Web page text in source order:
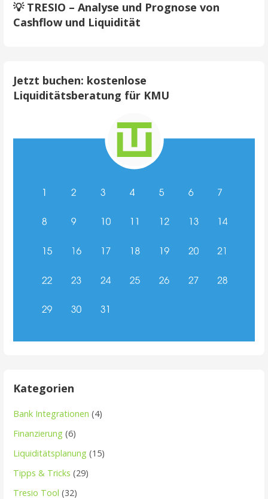
💡 TRESIO – Analyse und Prognose von
Cashflow und Liquidität
Jetzt buchen: kostenlose
Liquiditätsberatung für KMU
Kategorien
Bank Integrationen (4)
Finanzierung (6)
Liquiditätsplanung (15)
Tipps & Tricks (29)
Tresio Tool (32)